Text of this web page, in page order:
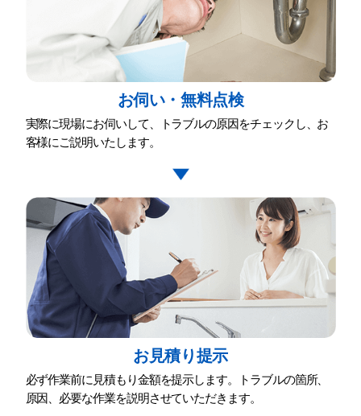
お伺い・無料点検
実際に現場にお伺いして、トラブルの原因をチェックし、お
客様にご説明いたします。
お⾒積り提⽰
必ず作業前に⾒積もり⾦額を提⽰します。トラブルの箇所、
原因、必要な作業を説明させていただきます。